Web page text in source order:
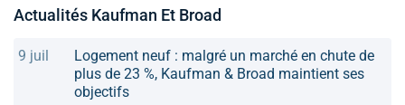
Actualités Kaufman Et Broad
9 juil
Logement neuf : malgré un marché en chute de
plus de 23 %, Kaufman & Broad maintient ses
objectifs